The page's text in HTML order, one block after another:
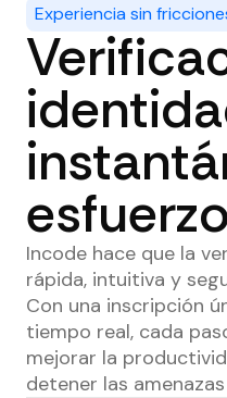
Experiencia sin
esfuerzo
Incode hace que la
rápida, intuitiva y
Con una inscripción
tiempo real, cada
mejorar la
detener las